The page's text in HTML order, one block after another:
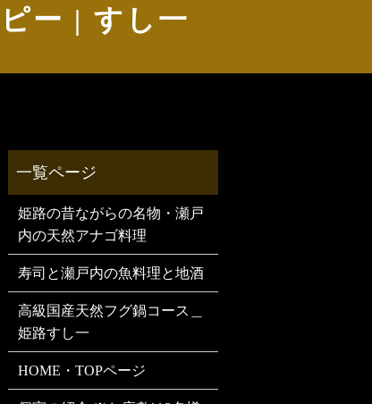
ー | すし一
姫路の昔ながらの名物・瀬戸
内の天然アナゴ料理
寿司と瀬戸内の魚料理と地酒
高級国産天然フグ鍋コース＿
姫路すし一
HOME・TOPページ